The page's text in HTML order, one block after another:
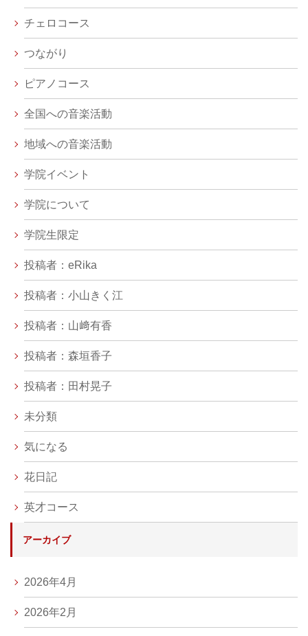
チェロコース
つながり
ピアノコース
全国への音楽活動
地域への音楽活動
学院イベント
学院について
学院生限定
投稿者：eRika
投稿者：小山きく江
投稿者：山﨑有香
投稿者：森垣香子
投稿者：田村晃子
未分類
気になる
花日記
英才コース
アーカイブ
2026年4月
2026年2月